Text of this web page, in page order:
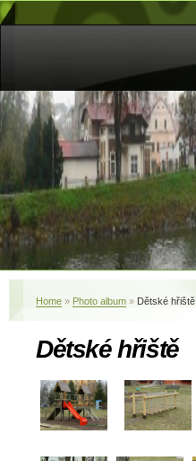
Home » Photo album » Dětské hřiště
Dětské hřiště